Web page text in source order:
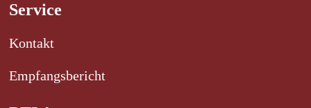
Service
Kontakt
Empfangsbericht